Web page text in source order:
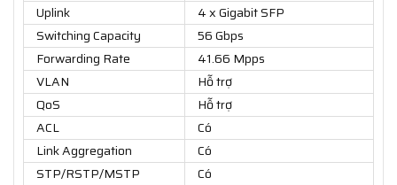
Uplink
4 x Gigabit SFP
Switching Capacity
56 Gbps
Forwarding Rate
41.66 Mpps
VLAN
Hỗ trợ
QoS
Hỗ trợ
ACL
Có
Link Aggregation
Có
STP/RSTP/MSTP
Có